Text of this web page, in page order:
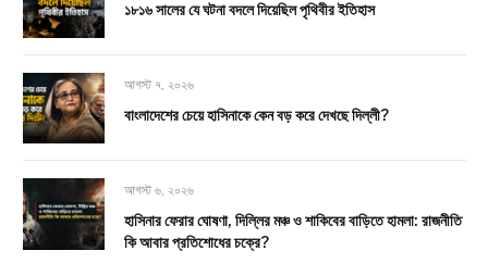
১৮১৬ সালের যে ঘটনা বদলে দিয়েছিল পৃথিবীর ইতিহাস
আগস্ট ৭, ২০২৬
বাংলাদেশের চেয়ে হাসিনাকে কেন বড় করে দেখছে দিল্লী?
আগস্ট ৬, ২০২৬
হাসিনার ফেরার ঘোষণা, দিল্লির মঞ্চ ও শাকিবের বাড়িতে হামলা: রাজনীতি
কি আবার প্রতিশোধের চক্রে?